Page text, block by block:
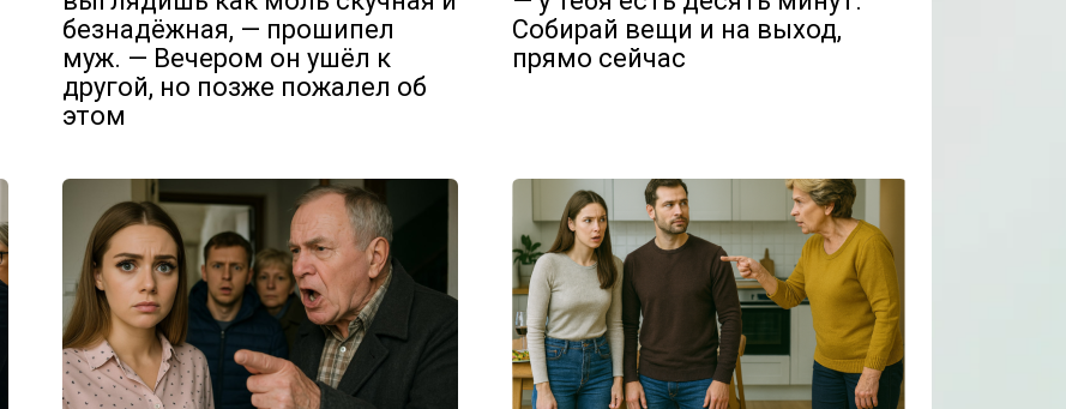
безнадёжная, — прошипел
муж. — Вечером он ушёл к
другой, но позже пожалел об
этом
Собирай вещи и на выход,
прямо сейчас